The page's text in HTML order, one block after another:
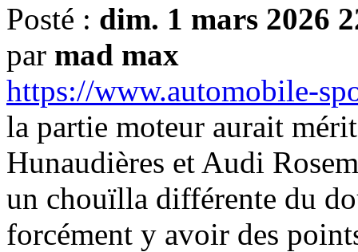
Posté : dim. 1 mars 2026
par mad max
https://www.automobile-
la partie moteur aurait
Hunaudières et Audi
un chouïlla différente du
forcément y avoir des